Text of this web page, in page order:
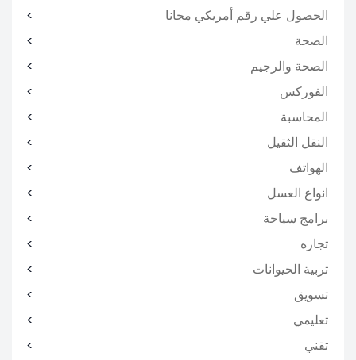
الحصول علي رقم أمريكي مجانا
الصحة
الصحة والرجيم
الفوركس
المحاسبة
النقل الثقيل
الهواتف
انواع العسل
برامج سياحة
تجاره
تربية الحيوانات
تسويق
تعليمي
تقني